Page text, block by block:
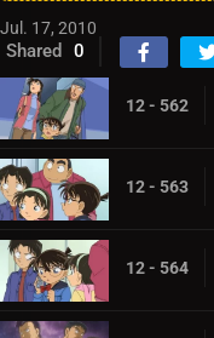
Jul. 17, 2010
Shared 0
12 - 562
12 - 563
12 - 564